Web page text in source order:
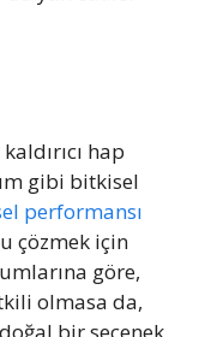
hap
gibi bitkisel
performansı
çözmek için
göre,
olmasa da,
bir seçenek